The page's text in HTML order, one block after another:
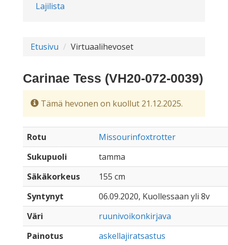
Lajilista
Etusivu Virtuaalihevoset
Carinae Tess (VH20-072-0039)
Tämä hevonen on kuollut 21.12.2025.
Rotu
Missourinfoxtrotter
Sukupuoli
tamma
Säkäkorkeus
155 cm
Syntynyt
06.09.2020, Kuollessaan yli 8v
Väri
ruunivoikonkirjava
Painotus
askellajiratsastus